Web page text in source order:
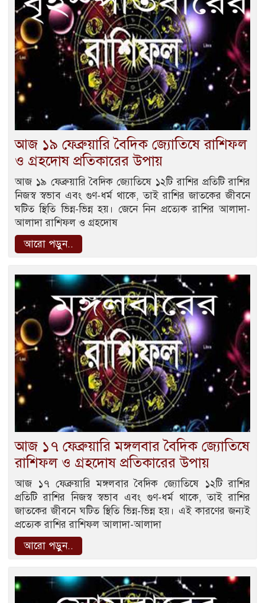
আজ ১৯ ফেব্রুয়ারি বৈদিক জ্যোতিষে রাশিফল
ও গ্রহদোষ প্রতিকারের উপায়
আজ ১৯ ফেব্রুয়ারি বৈদিক জ্যোতিষে ১২টি রাশির প্রতিটি রাশির
নিজস্ব স্বভাব এবং গুণ-ধর্ম থাকে, তাই রাশির জাতকের জীবনে
ঘটিত স্থিতি ভিন্ন-ভিন্ন হয়। জেনে নিন প্রত্যেক রাশির আলাদা-
আলাদা রাশিফল ও গ্রহদোষ
আরো পড়ুন..
আজ ১৭ ফেব্রুয়ারি মঙ্গলবার বৈদিক জ্যোতিষে
রাশিফল ও গ্রহদোষ প্রতিকারের উপায়
আজ ১৭ ফেব্রুয়ারি মঙ্গলবার বৈদিক জ্যোতিষে ১২টি রাশির
প্রতিটি রাশির নিজস্ব স্বভাব এবং গুণ-ধর্ম থাকে, তাই রাশির
জাতকের জীবনে ঘটিত স্থিতি ভিন্ন-ভিন্ন হয়। এই কারণের জন্যই
প্রত্যেক রাশির রাশিফল আলাদা-আলাদা
আরো পড়ুন..